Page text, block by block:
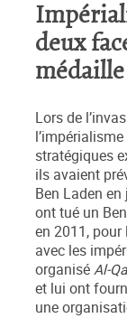
deux
médaille
Lors de
stratégiques
ils avaient
Ben Laden
ont tué un
en 2011, pour
avec les
organiséAl-
et lui ont
une